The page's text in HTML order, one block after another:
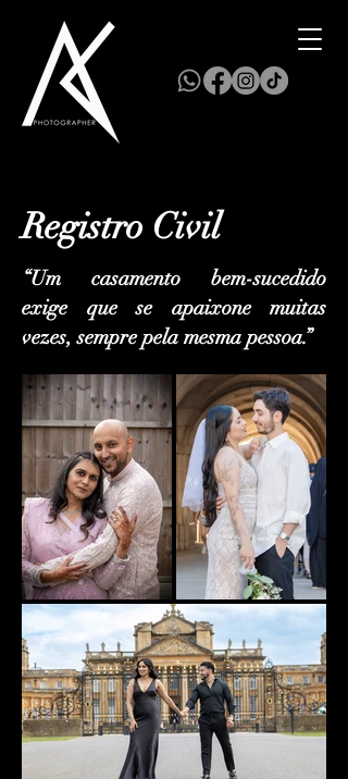
Registro Civil
“Um casamento bem-sucedido
exige que se apaixone muitas
vezes, sempre pela mesma pessoa.”